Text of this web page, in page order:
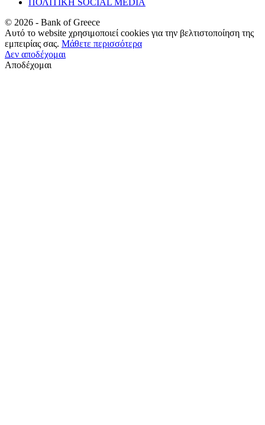
© 2026 - Bank of Greece
Αυτό το website χρησιμοποιεί cookies για την βελτιστοποίηση της
εμπειρίας σας. Μάθετε περισσότερα
Δεν αποδέχομαι
Αποδέχομαι